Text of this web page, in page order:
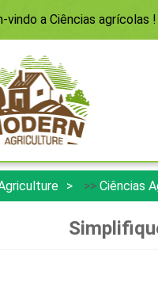
vindo a Ciências agrícolas !
>> Ciências